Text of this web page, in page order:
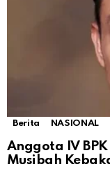
Berita NASIONAL
Anggota IV
Musibah